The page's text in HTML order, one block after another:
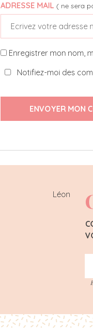
ADRESSE MAIL ( ne sera
Enregistrer mon nom,
Notifiez-moi des
ENVOYER MON